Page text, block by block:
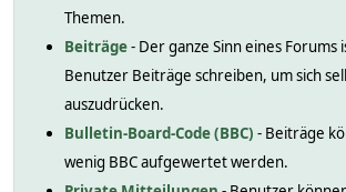
Themen.
Beiträge- Der ganze Sinn eines Forums
Benutzer Beiträge schreiben, um sich
auszudrücken.
Bulletin-Board-Code (BBC) - Beiträge
wenig BBC aufgewertet werden.